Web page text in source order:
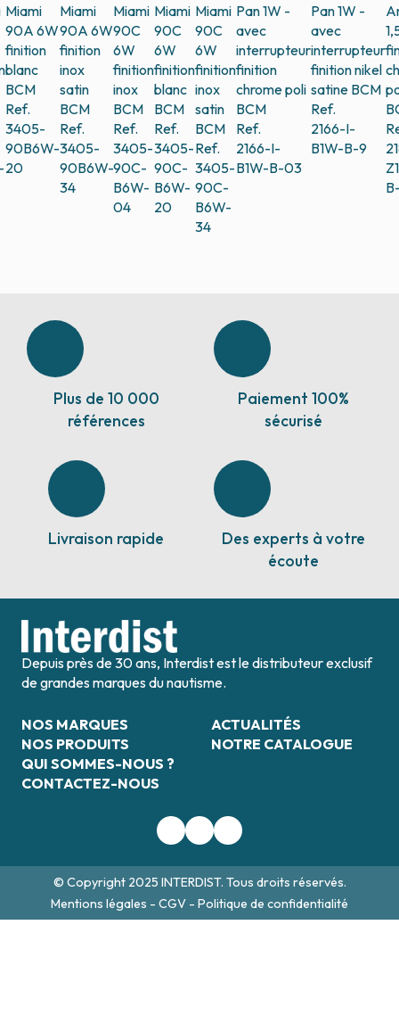
Miami
90A 6W
finition
blanc
BCM
Ref.
3405-
90B6W-
20
Miami
90A 6W
finition
inox
satin
BCM
Ref.
3405-
90B6W-
34
Miami
90C
6W
finition
inox
BCM
Ref.
3405-
90C-
B6W-
04
Miami
90C
6W
finition
blanc
BCM
Ref.
3405-
90C-
B6W-
20
Miami
90C
6W
finition
inox
satin
BCM
Ref.
3405-
90C-
B6W-
34
Pan 1W -
avec
interrupteur
finition
chrome poli
BCM
Ref.
2166-I-
B1W-B-03
Pan 1W -
avec
interrupteur
finition nikel
satine BCM
Ref.
2166-I-
B1W-B-9
Plus de 10 000
références
Paiement 100%
sécurisé
Livraison rapide
Des experts à votre
écoute
Depuis près de 30 ans, Interdist est le distributeur exclusif
de grandes marques du nautisme.
NOS MARQUES
NOS PRODUITS
QUI SOMMES-NOUS ?
CONTACTEZ-NOUS
ACTUALITÉS
NOTRE CATALOGUE
© Copyright 2025 INTERDIST. Tous droits réservés.
Mentions légales - CGV - Politique de confidentialité